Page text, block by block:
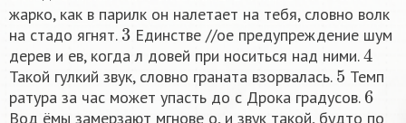
жарко, как в парилк он налетает на тебя, словно волк
на стадо ягнят.
3
Единстве //ое предупреждение шум
дерев и ев, когда л довей при носиться над ними.
4
Такой гулкий звук, словно граната взорвалась.
5
Темп
ратура за час может упасть до с Дрока градусов.
6
Вод ёмы замерзают мгнове o, и звук такой, будто по